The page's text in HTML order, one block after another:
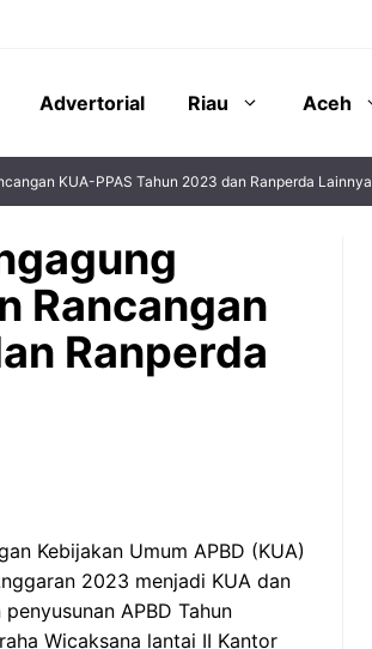
Advertorial Riau Aceh
KUA-PPAS Tahun 2023 dan Ranperda Lainnya
Rancangan
Ranperda
Kebijakan Umum APBD (KUA)
2023 menjadi KUA dan
APBD Tahun
Wicaksana lantai II Kantor